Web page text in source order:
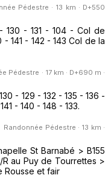
Pédestre · 13 km · D+550
130 - 131 - 104 - Col de
- 141 - 142 - 143 Col de la
Pédestre · 17 km · D+690 m ·
- 129 - 132 - 135 - 136 -
- 140 - 148 - 133.
Randonnée Pédestre · 13 km ·
St Barnabé > B155
au Puy de Tourrettes >
Rousse et fair